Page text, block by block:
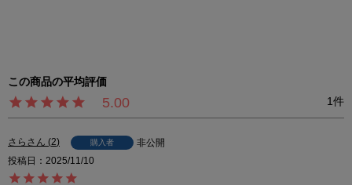
5.00 1
さら 2 購入者
非公開
投稿日
2025/11/10